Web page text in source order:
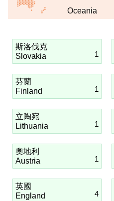
Oceania
斯洛伐克
Slovakia
1
芬蘭
Finland
1
立陶宛
Lithuania
1
奧地利
Austria
1
英國
England
4